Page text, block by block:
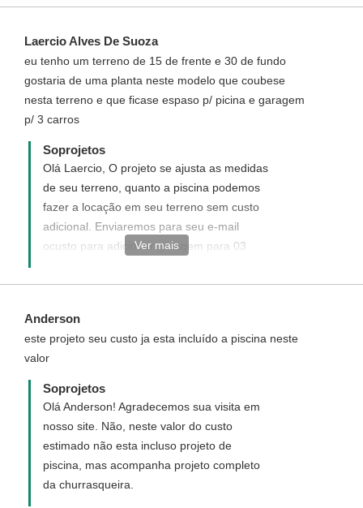
Laercio Alves De Suoza
eu tenho um terreno de 15 de frente e 30 de fundo
gostaria de uma planta neste modelo que coubese
nesta terreno e que ficase espaso p/ picina e garagem
p/ 3 carros
Soprojetos
Olá Laercio, O projeto se ajusta as medidas
de seu terreno, quanto a piscina podemos
fazer a locação em seu terreno sem custo
adicional. Enviaremos para seu e-mail
ocusto para adicionar garagem para 03
e-mail.
Ver mais
Anderson
este projeto seu custo ja esta incluído a piscina neste
valor
Soprojetos
Olá Anderson! Agradecemos sua visita em
nosso site. Não, neste valor do custo
estimado não esta incluso projeto de
piscina, mas acompanha projeto completo
da churrasqueira.